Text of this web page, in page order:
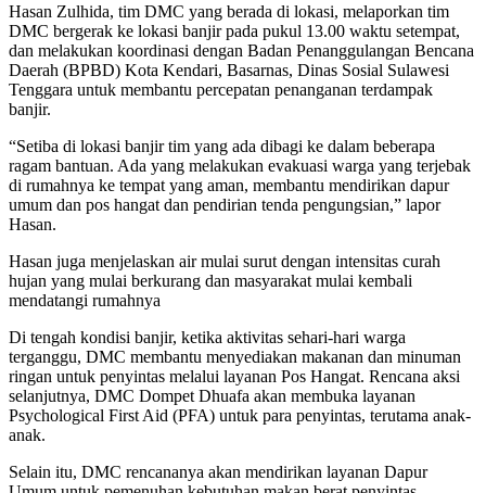
Hasan Zulhida, tim DMC yang berada di lokasi, melaporkan tim
DMC bergerak ke lokasi banjir pada pukul 13.00 waktu setempat,
dan melakukan koordinasi dengan Badan Penanggulangan Bencana
Daerah (BPBD) Kota Kendari, Basarnas, Dinas Sosial Sulawesi
Tenggara untuk membantu percepatan penanganan terdampak
banjir.
“Setiba di lokasi banjir tim yang ada dibagi ke dalam beberapa
ragam bantuan. Ada yang melakukan evakuasi warga yang terjebak
di rumahnya ke tempat yang aman, membantu mendirikan dapur
umum dan pos hangat dan pendirian tenda pengungsian,” lapor
Hasan.
Hasan juga menjelaskan air mulai surut dengan intensitas curah
hujan yang mulai berkurang dan masyarakat mulai kembali
mendatangi rumahnya
Di tengah kondisi banjir, ketika aktivitas sehari-hari warga
terganggu, DMC membantu menyediakan makanan dan minuman
ringan untuk penyintas melalui layanan Pos Hangat. Rencana aksi
selanjutnya, DMC Dompet Dhuafa akan membuka layanan
Psychological First Aid (PFA) untuk para penyintas, terutama anak-
anak.
Selain itu, DMC rencananya akan mendirikan layanan Dapur